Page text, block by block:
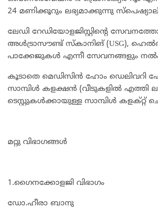
24 മണിക്കൂറും ലഭ്യമാക്കുന്നു
ലേഡി റേഡിയോളജിസ്റ്റിന്റെ
അള്‍ട്രാസൗണ്ട് സ്‌കാനിങ് (USG),
പാക്കേജുകള്‍ എന്നീ സേവനങ്ങളും
കൂടാതെ മെഡിസിൻ ഹോം ഡെലിവറി
സാമ്പിൾ കളക്ഷൻ (വീടുകളിൽ എത്തി
ടെസ്റ്റുകൾക്കായുള്ള സാമ്പിൾ കളക്റ്റ്
മറ്റു വിഭാഗങ്ങൾ
1.ഗൈനക്കോളജി വിഭാഗം
ഡോ.ഹീരാ ബാനു